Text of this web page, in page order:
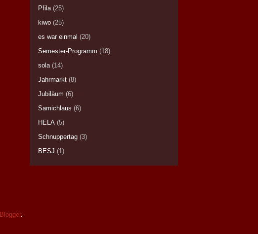
Pfila (25)
kiwo (25)
es war einmal (20)
Semester-Programm (18)
sola (14)
Jahrmarkt (8)
Jubiläum (6)
Samichlaus (6)
HELA (5)
Schnuppertag (3)
BESJ (1)
Blogger.